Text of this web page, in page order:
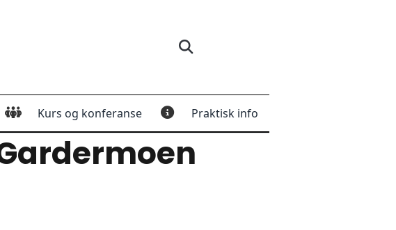
Kurs og konferanse Praktisk info